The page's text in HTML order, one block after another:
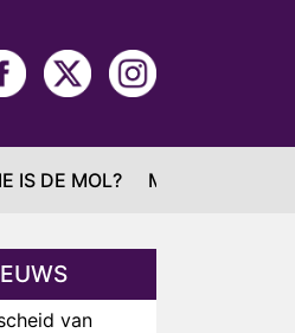
IS DE MOL? MAFS
van